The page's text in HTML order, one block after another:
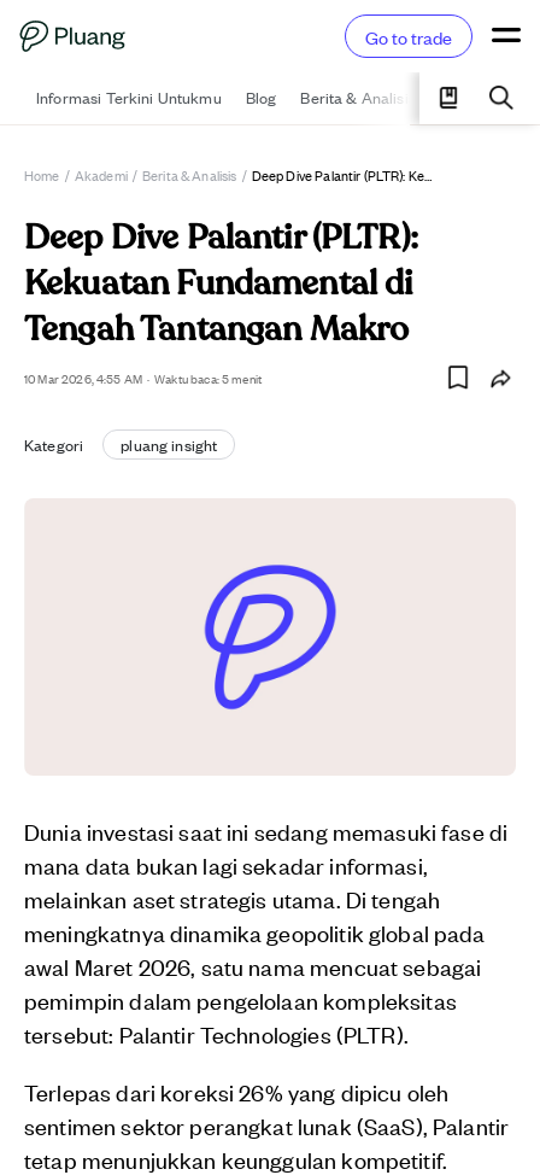
Go to trade
Informasi Terkini Untukmu Blog Berita & Analisis Pelajari
Home / Akademi / Berita & Analisis / Deep Dive Palantir (PLTR): Kekuatan Fundamental Di Tengah Tantangan Makro
Deep Dive Palantir (PLTR):
Kekuatan Fundamental di
Tengah Tantangan Makro
10 Mar 2026, 4:55 AM · Waktu baca: 5 menit
Kategori pluang insight
Dunia investasi saat ini sedang memasuki fase di
mana data bukan lagi sekadar informasi,
melainkan aset strategis utama. Di tengah
meningkatnya dinamika geopolitik global pada
awal Maret 2026, satu nama mencuat sebagai
pemimpin dalam pengelolaan kompleksitas
tersebut: Palantir Technologies (PLTR).
Terlepas dari koreksi 26% yang dipicu oleh
sentimen sektor perangkat lunak (SaaS), Palantir
tetap menunjukkan keunggulan kompetitif.